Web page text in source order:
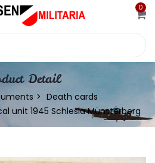
0
Detail
Death cards
unit 1945 Schlesia Münsterberg